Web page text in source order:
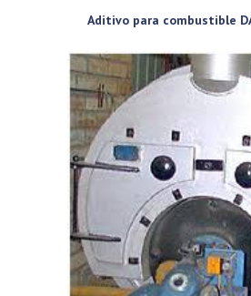
Aditivo para combustible